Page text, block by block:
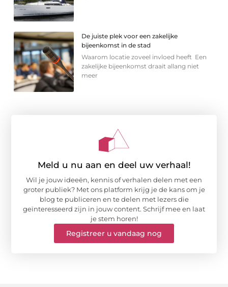
De juiste plek voor een zakelijke
bijeenkomst in de stad
Waarom locatie zoveel invloed heeft Een
zakelijke bijeenkomst draait allang niet
meer
Meld u nu aan en deel uw verhaal!
Wil je jouw ideeën, kennis of verhalen delen met een
groter publiek? Met ons platform krijg je de kans om je
blog te publiceren en te delen met lezers die
geïnteresseerd zijn in jouw content. Schrijf mee en laat
je stem horen!
Registreer u vandaag nog